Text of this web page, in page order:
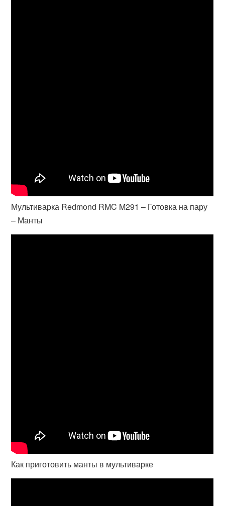
Мультиварка Redmond RMC M291 – Готовка на пару
– Манты
Как приготовить манты в мультиварке